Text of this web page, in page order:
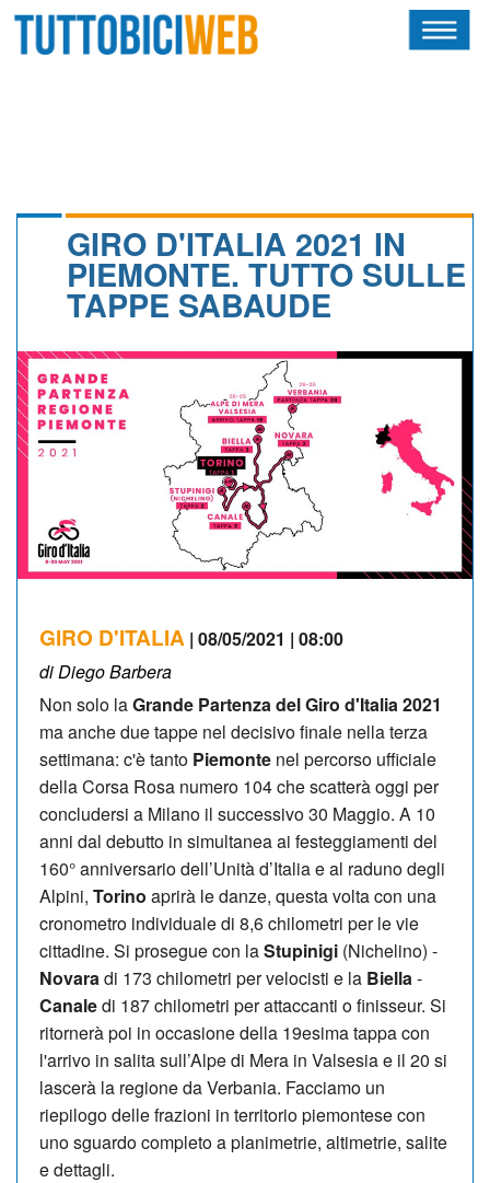
CALENDARIO
ALBI D'ORO
GIRO D'ITALIA 2021 IN
PIEMONTE. TUTTO SULLE
TAPPE SABAUDE
GIRO D'ITALIA | 08/05/2021 | 08:00
di Diego Barbera
Non solo laGrande Partenza del Giro d'Italia 2021
ma anche due tappe nel decisivo finale nella terza
settimana: c'è tanto Piemonte nel percorso ufficiale
della Corsa Rosa numero 104 che scatterà oggi per
concludersi a Milano il successivo 30 Maggio. A 10
anni dal debutto in simultanea ai festeggiamenti del
160° anniversario dell’Unità d’Italia e al raduno degli
Alpini, Torino aprirà le danze, questa volta con una
cronometro individuale di 8,6 chilometri per le vie
cittadine. Si prosegue con laStupinigi (Nichelino) -
Novaradi 173 chilometri per velocisti e la Biella-
Canaledi 187 chilometri per attaccanti o finisseur. Si
ritornerà poi in occasione della 19esima tappa con
l'arrivo in salita sull’Alpe di Mera in Valsesia e il 20 si
lascerà la regione da Verbania. Facciamo un
riepilogo delle frazioni in territorio piemontese con
uno sguardo completo a planimetrie, altimetrie, salite
e dettagli.